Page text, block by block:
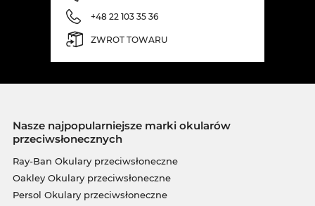
+48 22 103 35 36
ZWROT TOWARU
Nasze najpopularniejsze marki okularów
przeciwsłonecznych
Ray-Ban Okulary przeciwsłoneczne
Oakley Okulary przeciwsłoneczne
Persol Okulary przeciwsłoneczne